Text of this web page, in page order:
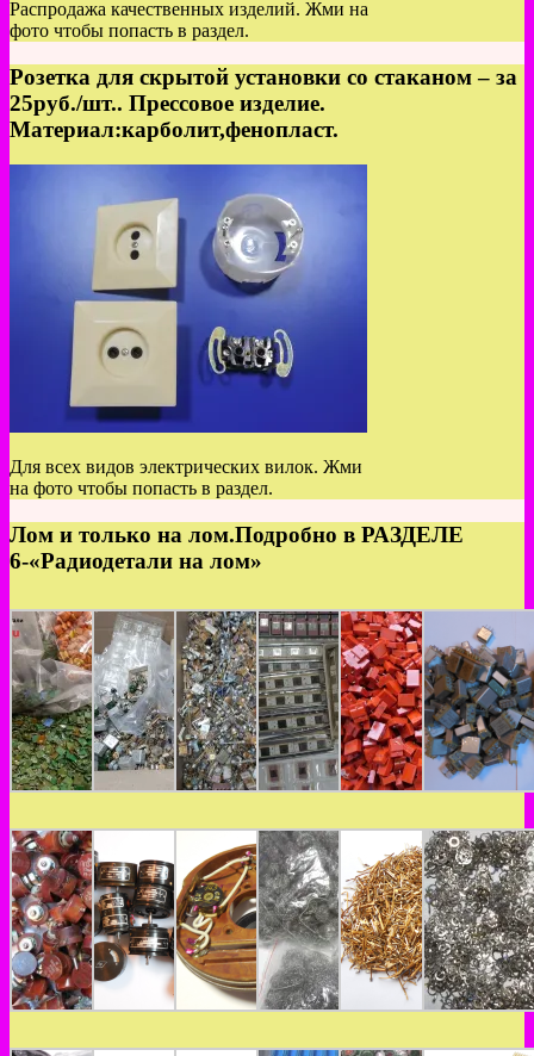
Распродажа качественных изделий. Жми на
фото чтобы попасть в раздел.
Розетка для скрытой установки со стаканом – за
25руб./шт.. Прессовое изделие.
Материал:карболит,фенопласт.
Для всех видов электрических вилок. Жми
на фото чтобы попасть в раздел.
Лом и только на лом.Подробно в РАЗДЕЛЕ
6-«Радиодетали на лом»